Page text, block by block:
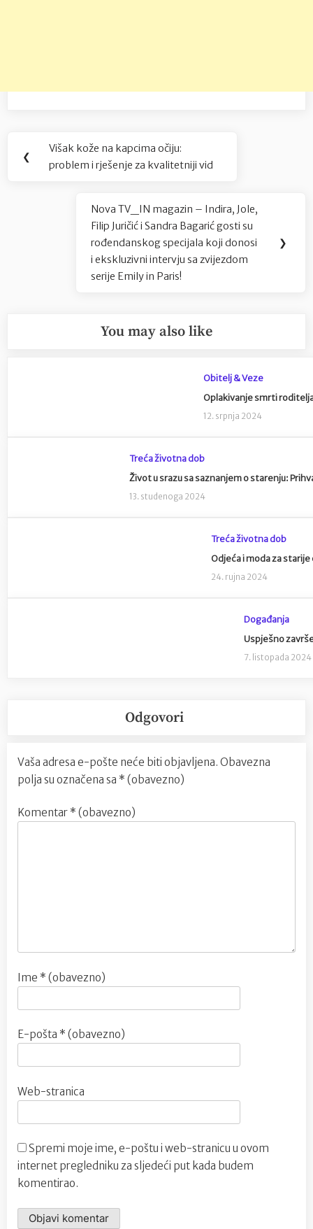
Navigacija
objava
❮
Previous
Post:
Višak kože na kapcima očiju:
problem i rješenje za kvalitetniji vid
Next
Post:
Nova TV_IN magazin – Indira, Jole,
Filip Juričić i Sandra Bagarić gosti su
rođendanskog specijala koji donosi
i ekskluzivni intervju sa zvijezdom
serije Emily in Paris!
❯
You may also like
Obitelj & Veze
Oplakivanje smrti
12. srpnja 2024
Treća životna dob
Život u srazu sa saznanjem o starenju:
13. studenoga 2024
Treća životna dob
Odjeća i moda za
24. rujna 2024
Događanja
Uspješno
7. listopada 2024
Odgovori
Vaša adresa e-pošte neće biti objavljena. Obavezna
polja su označena sa * (obavezno)
Komentar * (obavezno)
Ime * (obavezno)
E-pošta * (obavezno)
Web-stranica
Spremi moje ime, e-poštu i web-stranicu u ovom
internet pregledniku za sljedeći put kada budem
komentirao.